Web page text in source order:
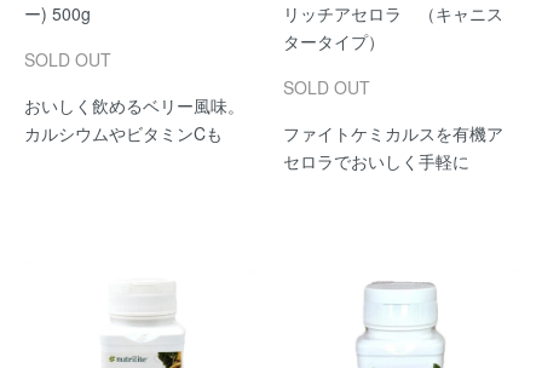
ー) 500g
SOLD OUT
おいしく飲めるベリー風味。
カルシウムやビタミンCも
リッチアセロラ （キャニス
タータイプ）
SOLD OUT
ファイトケミカルスを有機ア
セロラでおいしく手軽に